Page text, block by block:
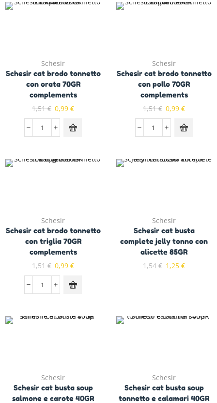
Schesir
Schesir cat brodo tonnetto
con orata 70GR
complements
1,51€ 0,99 €
Schesir
Schesir cat brodo tonnetto
con pollo 70GR
complements
1,51€ 0,99 €
Schesir
Schesir cat brodo tonnetto
con triglia 70GR
complements
1,51€ 0,99 €
Schesir
Schesir cat busta
complete jelly tonno con
alicette 85GR
1,54€ 1,25 €
Schesir
Schesir cat busta soup
salmone e carote 40GR
Schesir
Schesir cat busta soup
tonnetto e calamari 40GR